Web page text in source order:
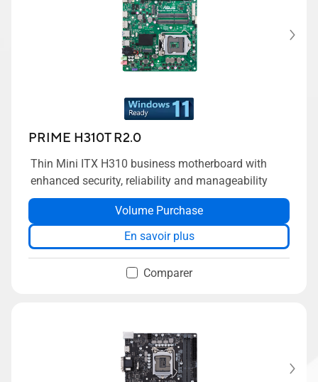
PRIME H310T R2.0
Thin Mini ITX H310 business motherboard with
enhanced security, reliability and manageability
Volume Purchase
En savoir plus
Comparer